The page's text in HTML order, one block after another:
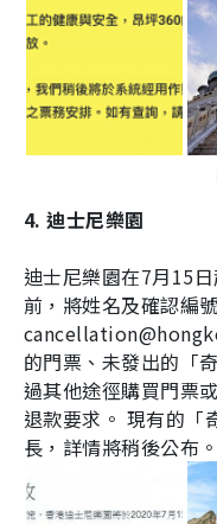
4. 迪士尼樂園
迪士尼樂園在7月15
前，將姓名及確認編
的門票、未發出的「
過其他途徑購買門票
退款要求。 現有的「
長，詳情將稍後公布。